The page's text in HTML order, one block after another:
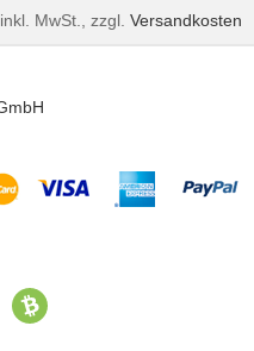
inkl. MwSt., zzgl. Versandkosten